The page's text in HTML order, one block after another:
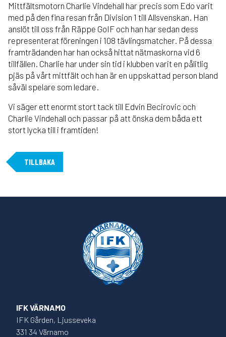
Mittfältsmotorn Charlie Vindehall har precis som Edo varit
med på den fina resan från Division 1 till Allsvenskan. Han
anslöt till oss från Räppe GoIF och han har sedan dess
representerat föreningen i 108 tävlingsmatcher. På dessa
framträdanden har han också hittat nätmaskorna vid 6
tillfällen. Charlie har under sin tid i klubben varit en pålitlig
pjäs på vårt mittfält och han är en uppskattad person bland
såväl spelare som ledare.
Vi säger ett enormt stort tack till Edvin Becirovic och
Charlie Vindehall och passar på att önska dem båda ett
stort lycka till i framtiden!
TILLBAKA
IFK VÄRNAMO
IFK Gården, Ljusseveka
331 34 Värnamo